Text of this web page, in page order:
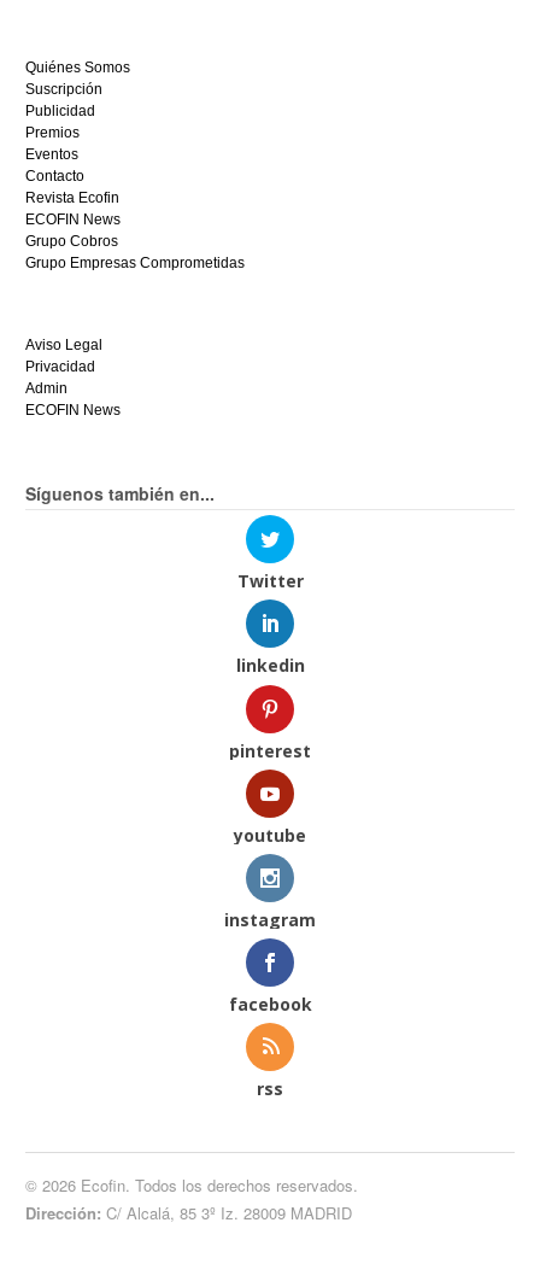
ganar
hoy
mismo.
Quiénes Somos
Suscripción
Publicidad
Premios
Eventos
Contacto
Revista Ecofin
ECOFIN News
Grupo Cobros
Grupo Empresas Comprometidas
Aviso Legal
Privacidad
Admin
ECOFIN News
Síguenos también en...
Twitter
linkedin
pinterest
youtube
instagram
facebook
rss
© 2026 Ecofin. Todos los derechos reservados.
Dirección: C/ Alcalá, 85 3º Iz. 28009 MADRID